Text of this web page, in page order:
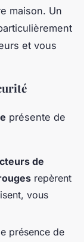
maison. Un
et vous
présente de
de
repèrent
vous
présence de